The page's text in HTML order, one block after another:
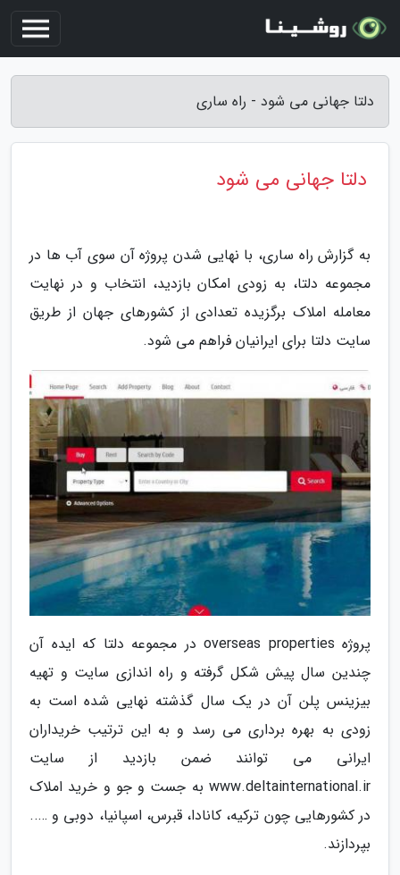
دلتا جهانی می شود - راه ساری
دلتا جهانی می شود
به گزارش راه ساری، با نهایی شدن پروژه آن سوی آب ها در
مجموعه دلتا، به زودی امکان بازدید، انتخاب و در نهایت
معامله املاک برگزیده تعدادی از کشورهای جهان از طریق
سایت دلتا برای ایرانیان فراهم می شود.
پروژه overseas properties در مجموعه دلتا که ایده آن
چندین سال پیش شکل گرفته و راه اندازی سایت و تهیه
بیزینس پلن آن در یک سال گذشته نهایی شده است به
زودی به بهره برداری می رسد و به این ترتیب خریداران
ایرانی می توانند ضمن بازدید از سایت
www.deltainternational.ir به جست و جو و خرید املاک
در کشورهایی چون ترکیه، کانادا، قبرس، اسپانیا، دوبی و …..
بپردازند.